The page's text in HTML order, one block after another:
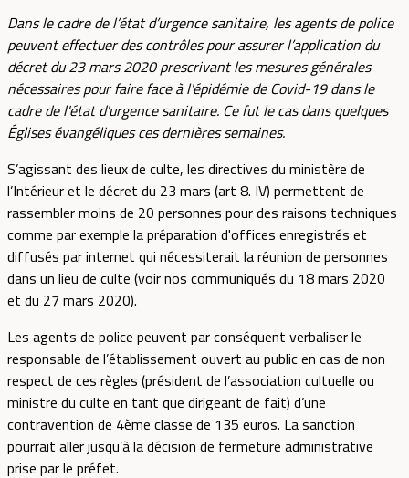
Dans le cadre de l’état d’urgence sanitaire, les agents de police
peuvent effectuer des contrôles pour assurer l’application du
décret du 23 mars 2020 prescrivant les mesures générales
nécessaires pour faire face à l'épidémie de Covid-19 dans le
cadre de l'état d'urgence sanitaire. Ce fut le cas dans quelques
Églises évangéliques ces dernières semaines.
S’agissant des lieux de culte, les directives du ministère de
l’Intérieur et le décret du 23 mars (art 8. IV) permettent de
rassembler moins de 20 personnes pour des raisons techniques
comme par exemple la préparation d'offices enregistrés et
diffusés par internet qui nécessiterait la réunion de personnes
dans un lieu de culte (voir nos communiqués du 18 mars 2020
et du 27 mars 2020).
Les agents de police peuvent par conséquent verbaliser le
responsable de l’établissement ouvert au public en cas de non
respect de ces règles (président de l’association cultuelle ou
ministre du culte en tant que dirigeant de fait) d’une
contravention de 4ème classe de 135 euros. La sanction
pourrait aller jusqu’à la décision de fermeture administrative
prise par le préfet.